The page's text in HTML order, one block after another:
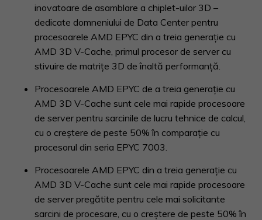
inovatoare de asamblare a chiplet-uilor 3D –
dedicate domneniului de Data Center pentru
procesoarele AMD EPYC din a treia generație cu
AMD 3D V-Cache, primul procesor de server cu
stivuire de matrițe 3D de înaltă performanță.
Procesoarele AMD EPYC de a treia generație cu
AMD 3D V-Cache sunt cele mai rapide procesoare
de server pentru sarcinile de lucru tehnice de calcul,
cu o creștere de peste 50% în comparație cu
procesorul din seria EPYC 7003.
Procesoarele AMD EPYC din a treia generație cu
AMD 3D V-Cache sunt cele mai rapide procesoare
de server pregătite pentru cele mai solicitante
sarcini de procesare, cu o creștere de peste 50% în